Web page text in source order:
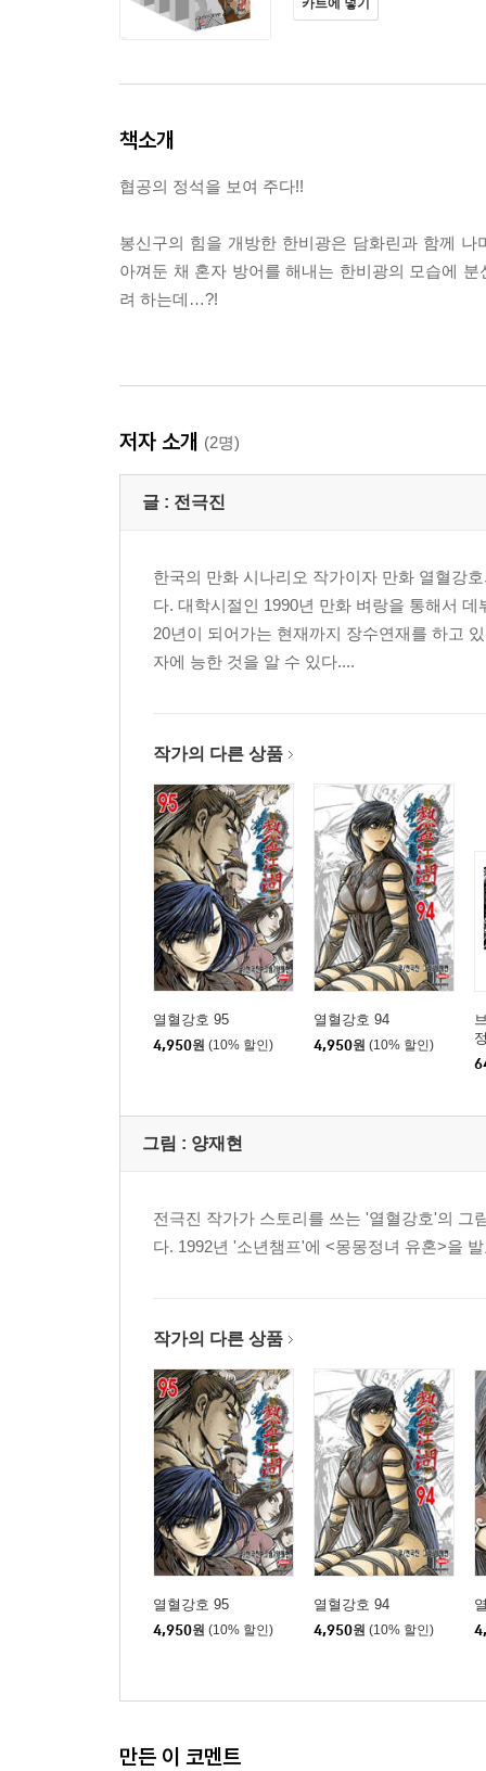
카트에 넣기
책소개
협공의 정석을 보여 주다!!
봉신구의 힘을 개방한 한비광은 담화린과 함께
아껴둔 채 혼자 방어를 해내는 한비광의 모습에
려 하는데…?!
저자 소개 (2명)
글 : 전극진
한국의 만화 시나리오 작가이자 만화 열혈강
다. 대학시절인 1990년 만화 벼랑을 통해서
20년이 되어가는 현재까지 장수연재를 하고
자에 능한 것을 알 수 있다....
작가의 다른 상품
열혈강호 95
4,950원 (10% 할인)
열혈강호 94
4,950원 (10% 할인)
그림 : 양재현
전극진 작가가 스토리를 쓰는 '열혈강호'의 그
다. 1992년 '소년챔프'에 <몽몽정녀 유혼>을
작가의 다른 상품
열혈강호 95
4,950원 (10% 할인)
열혈강호 94
4,950원 (10% 할인)
만든 이 코멘트